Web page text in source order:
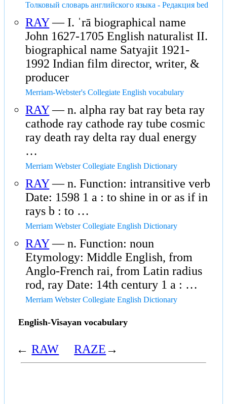
Толковый словарь английского языка - Редакция bed
RAY— I. ˈrā biographical name
John 1627-1705 English naturalist II.
biographical name Satyajit 1921-
1992 Indian film director, writer, &
producer
Merriam-Webster's Collegiate English vocabulary
RAY— n. alpha ray bat ray beta ray
cathode ray cathode ray tube cosmic
ray death ray delta ray dual energy
…
Merriam Webster Collegiate English Dictionary
RAY— n. Function: intransitive verb
Date: 1598 1 a : to shine in or as if in
rays b : to …
Merriam Webster Collegiate English Dictionary
RAY— n. Function: noun
Etymology: Middle English, from
Anglo-French rai, from Latin radius
rod, ray Date: 14th century 1 a : …
Merriam Webster Collegiate English Dictionary
English-Visayan vocabulary
←RAW RAZE→